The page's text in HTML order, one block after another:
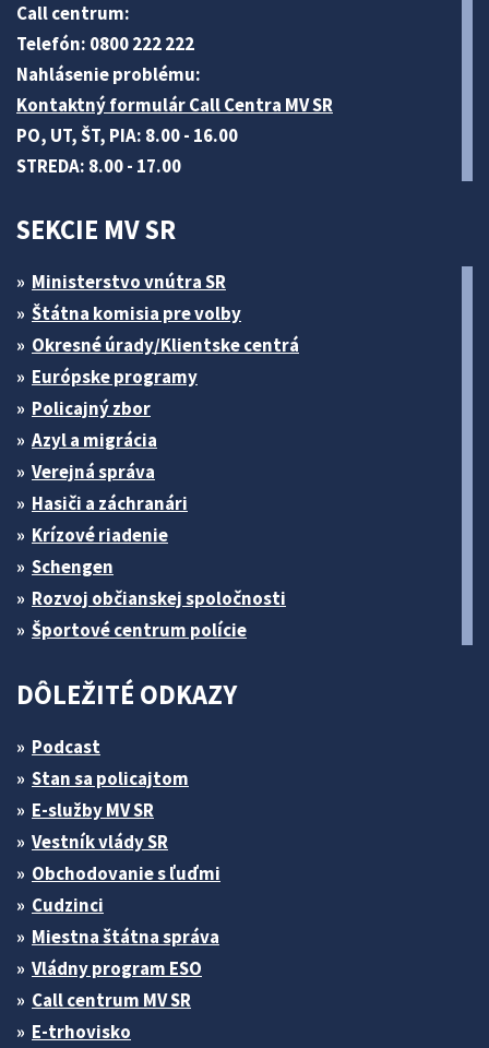
Call centrum:
Telefón: 0800 222 222
Nahlásenie problému:
Kontaktný formulár Call Centra MV SR
PO, UT, ŠT, PIA: 8.00 - 16.00
STREDA: 8.00 - 17.00
SEKCIE MV SR
Ministerstvo vnútra SR
Štátna komisia pre volby
Okresné úrady/Klientske centrá
Európske programy
Policajný zbor
Azyl a migrácia
Verejná správa
Hasiči a záchranári
Krízové riadenie
Schengen
Rozvoj občianskej spoločnosti
Športové centrum polície
DÔLEŽITÉ ODKAZY
Podcast
Stan sa policajtom
E-služby MV SR
Vestník vlády SR
Obchodovanie s ľuďmi
Cudzinci
Miestna štátna správa
Vládny program ESO
Call centrum MV SR
E-trhovisko